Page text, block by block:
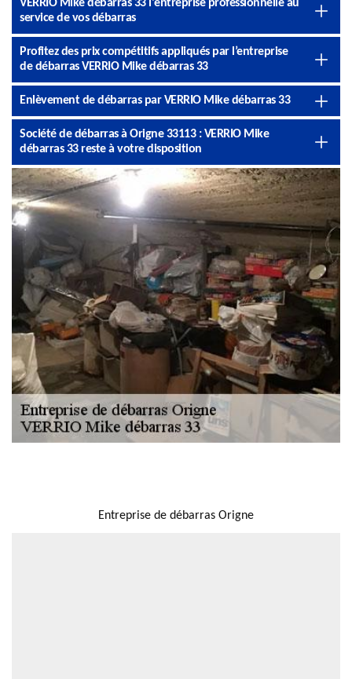
VERRIO Mike débarras 33 l'entreprise professionnelle au
service de vos débarras
Profitez des prix compétitifs appliqués par l’entreprise
de débarras VERRIO Mike débarras 33
Enlèvement de débarras par VERRIO Mike débarras 33
Société de débarras à Origne 33113 : VERRIO Mike
débarras 33 reste à votre disposition
Entreprise de débarras Origne